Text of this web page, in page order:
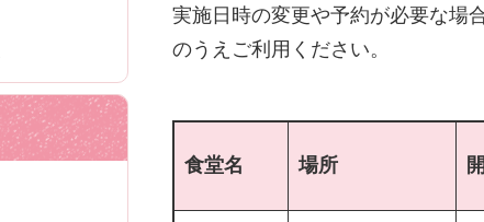
実施日時の変更や予約が必要な場
のうえご利用ください。
食堂名 場所